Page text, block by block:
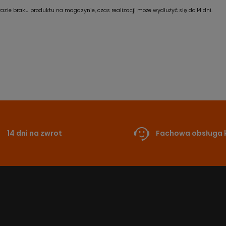
braku produktu na magazynie, czas realizacji może wydłużyć się do 14 dni.
14 dni na zwrot Fachowa obsługa